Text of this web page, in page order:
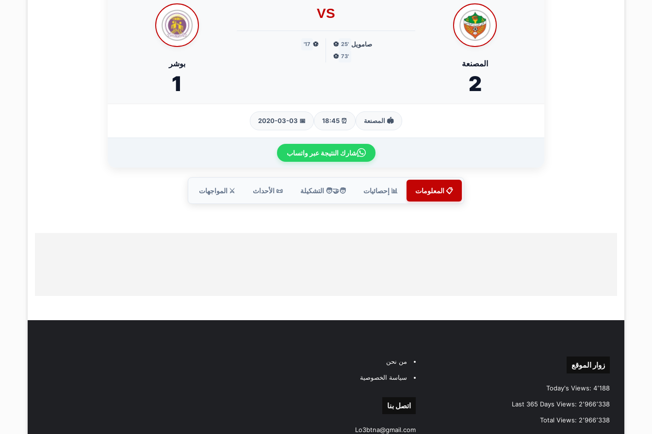
المصنعة
2
VS
صامويل '25
⚽
'73
⚽
⚽
17'
بوشر
1
🏟️ المصنعة ⏰ 18:45
📅 2020-03-03
شارك النتيجة عبر واتساب
📋 المعلومات 📊 إحصائيات 🧑‍🤝‍🧑 التشكيلة 📜 الأحداث ⚔️ المواجهات
زوار الموقع
Today's Views: 4٬188
Last 365 Days Views: 2٬966٬338
Total Views: 2٬966٬338
من نحن
سياسة الخصوصية
اتصل بنا
Lo3btna@gmail.com